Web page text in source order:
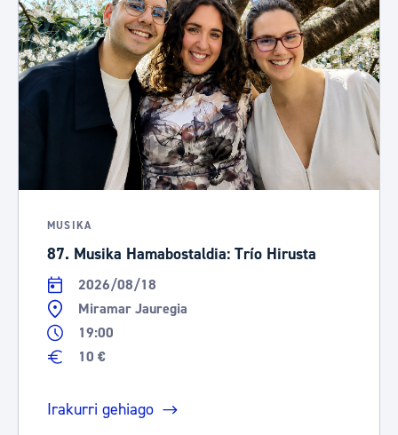
MUSIKA
87. Musika Hamabostaldia: Trío Hirusta
2026/08/18
Miramar Jauregia
19:00
10 €
Irakurri gehiago